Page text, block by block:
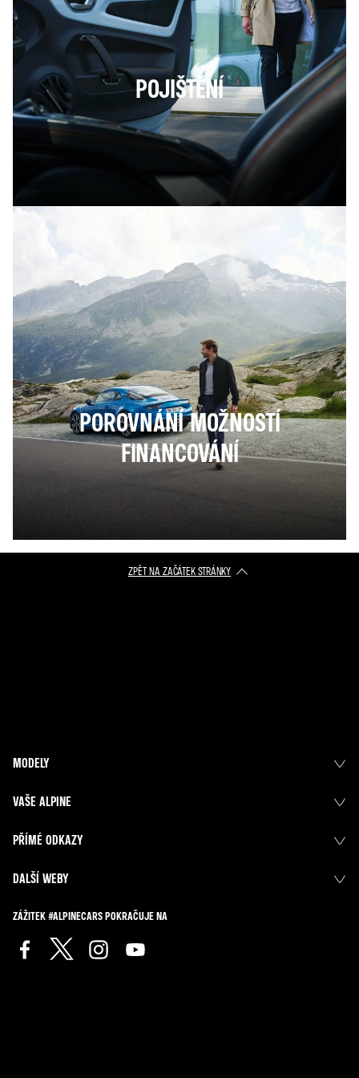
POJIŠTĚNÍ
POROVNÁNÍ MOŽNOSTÍ
FINANCOVÁNÍ
ZPĚT NA ZAČÁTEK STRÁNKY
MODELY
VAŠE ALPINE
PŘÍMÉ ODKAZY
DALŠÍ WEBY
ZÁŽITEK #ALPINECARS POKRAČUJE NA